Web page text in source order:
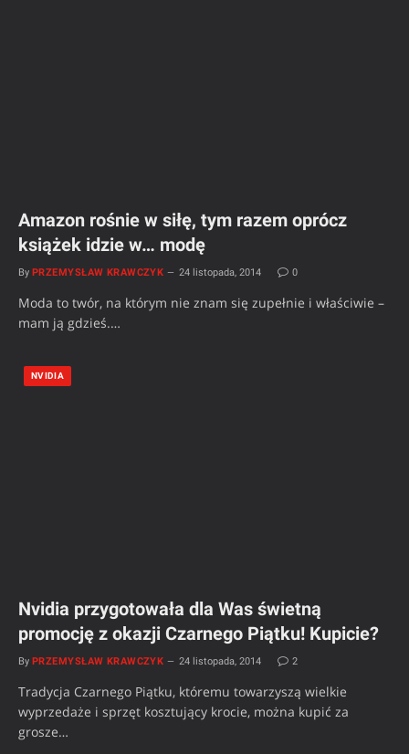
Amazon rośnie w siłę, tym razem oprócz
książek idzie w… modę
By PRZEMYSŁAW KRAWCZYK 24 listopada, 2014 0
Moda to twór, na którym nie znam się zupełnie i właściwie –
mam ją gdzieś.…
NVIDIA
Nvidia przygotowała dla Was świetną
promocję z okazji Czarnego Piątku! Kupicie?
By PRZEMYSŁAW KRAWCZYK 24 listopada, 2014 2
Tradycja Czarnego Piątku, któremu towarzyszą wielkie
wyprzedaże i sprzęt kosztujący krocie, można kupić za
grosze…